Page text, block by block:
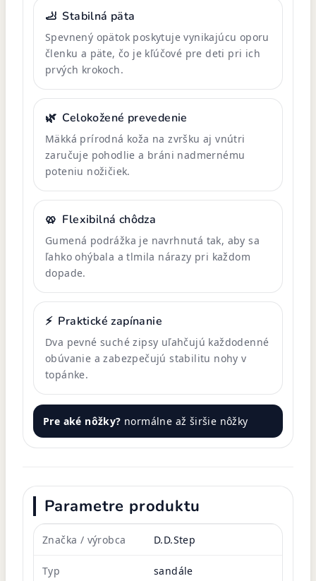
🦶 Stabilná päta
Spevnený opätok poskytuje vynikajúcu oporu
členku a päte, čo je kľúčové pre deti pri ich
prvých krokoch.
🌿 Celokožené prevedenie
Mäkká prírodná koža na zvršku aj vnútri
zaručuje pohodlie a bráni nadmernému
poteniu nožičiek.
🥨 Flexibilná chôdza
Gumená podrážka je navrhnutá tak, aby sa
ľahko ohýbala a tlmila nárazy pri každom
dopade.
⚡ Praktické zapínanie
Dva pevné suché zipsy uľahčujú každodenné
obúvanie a zabezpečujú stabilitu nohy v
topánke.
Pre aké nôžky? normálne až širšie nôžky
Parametre produktu
Značka / výrobca D.D.Step
Typ sandále